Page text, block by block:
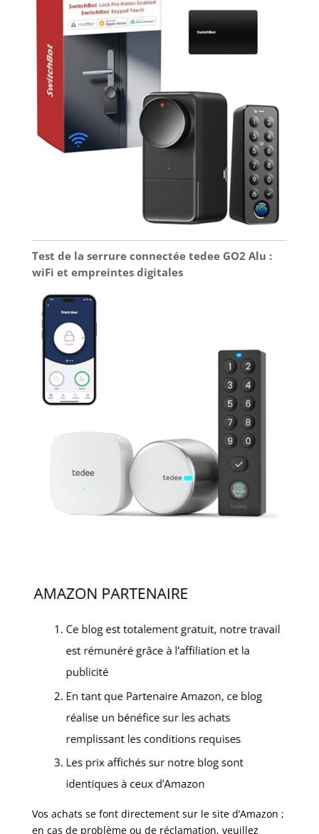
Test de la serrure connectée tedee GO2 Alu :
wiFi et empreintes digitales
Vos achats se font directement sur le site d’Amazon ;
en cas de problème ou de réclamation, veuillez